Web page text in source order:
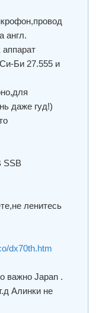
англ.
Би 27.555 и
даже гуд!)
SSB
ленитесь
dx70th.htm
важно Japan .
Алинки не